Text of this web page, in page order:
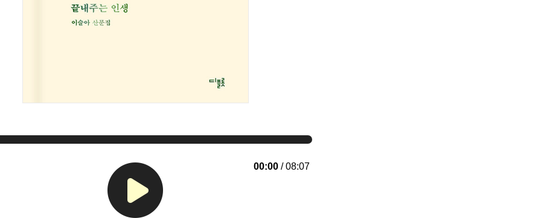
00:00/ 08:07